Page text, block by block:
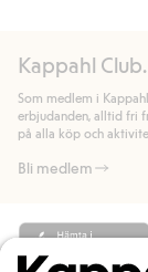
handlar för.
Läs mer
allmänna villkor.
Läs mer
Kappahl Club.
Som medlem i
erbjudanden, alltid fri
på alla köp och
Bli medlem